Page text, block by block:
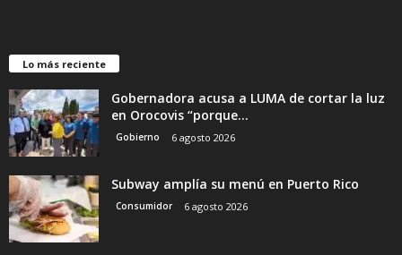
Lo más reciente
Gobernadora acusa a LUMA de cortar la luz
en Orocovis “porque...
Gobierno 6 agosto 2026
Subway amplía su menú en Puerto Rico
Consumidor 6 agosto 2026